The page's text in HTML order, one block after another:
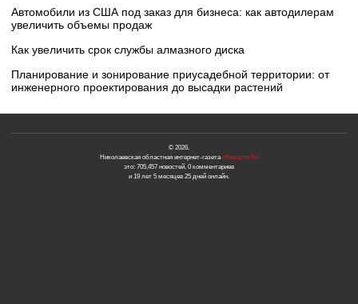
Автомобили из США под заказ для бизнеса: как автодилерам
увеличить объемы продаж
Как увеличить срок службы алмазного диска
Планирование и зонирование приусадебной территории: от
инженерного проектирования до высадки растений
© 2026.
Николаевская областная интернет-газета«Новости N»
это: 705,457 новостей, 0 комментариев
и 19 лет 5 месяцев 25 дней онлайн.